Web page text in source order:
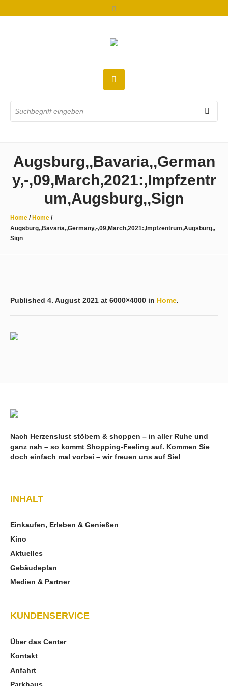
Augsburg,,Bavaria,,German
y,-,09,March,2021:,Impfzentr
um,Augsburg,,Sign
Home / Home /
Augsburg,,Bavaria,,Germany,-,09,March,2021:,Impfzentrum,Augsburg,,
Sign
Published 4. August 2021 at 6000×4000 in Home.
Nach Herzenslust stöbern & shoppen – in aller Ruhe und
ganz nah – so kommt Shopping-Feeling auf. Kommen Sie
doch einfach mal vorbei – wir freuen uns auf Sie!
INHALT
Einkaufen, Erleben & Genießen
Kino
Aktuelles
Gebäudeplan
Medien & Partner
KUNDENSERVICE
Über das Center
Kontakt
Anfahrt